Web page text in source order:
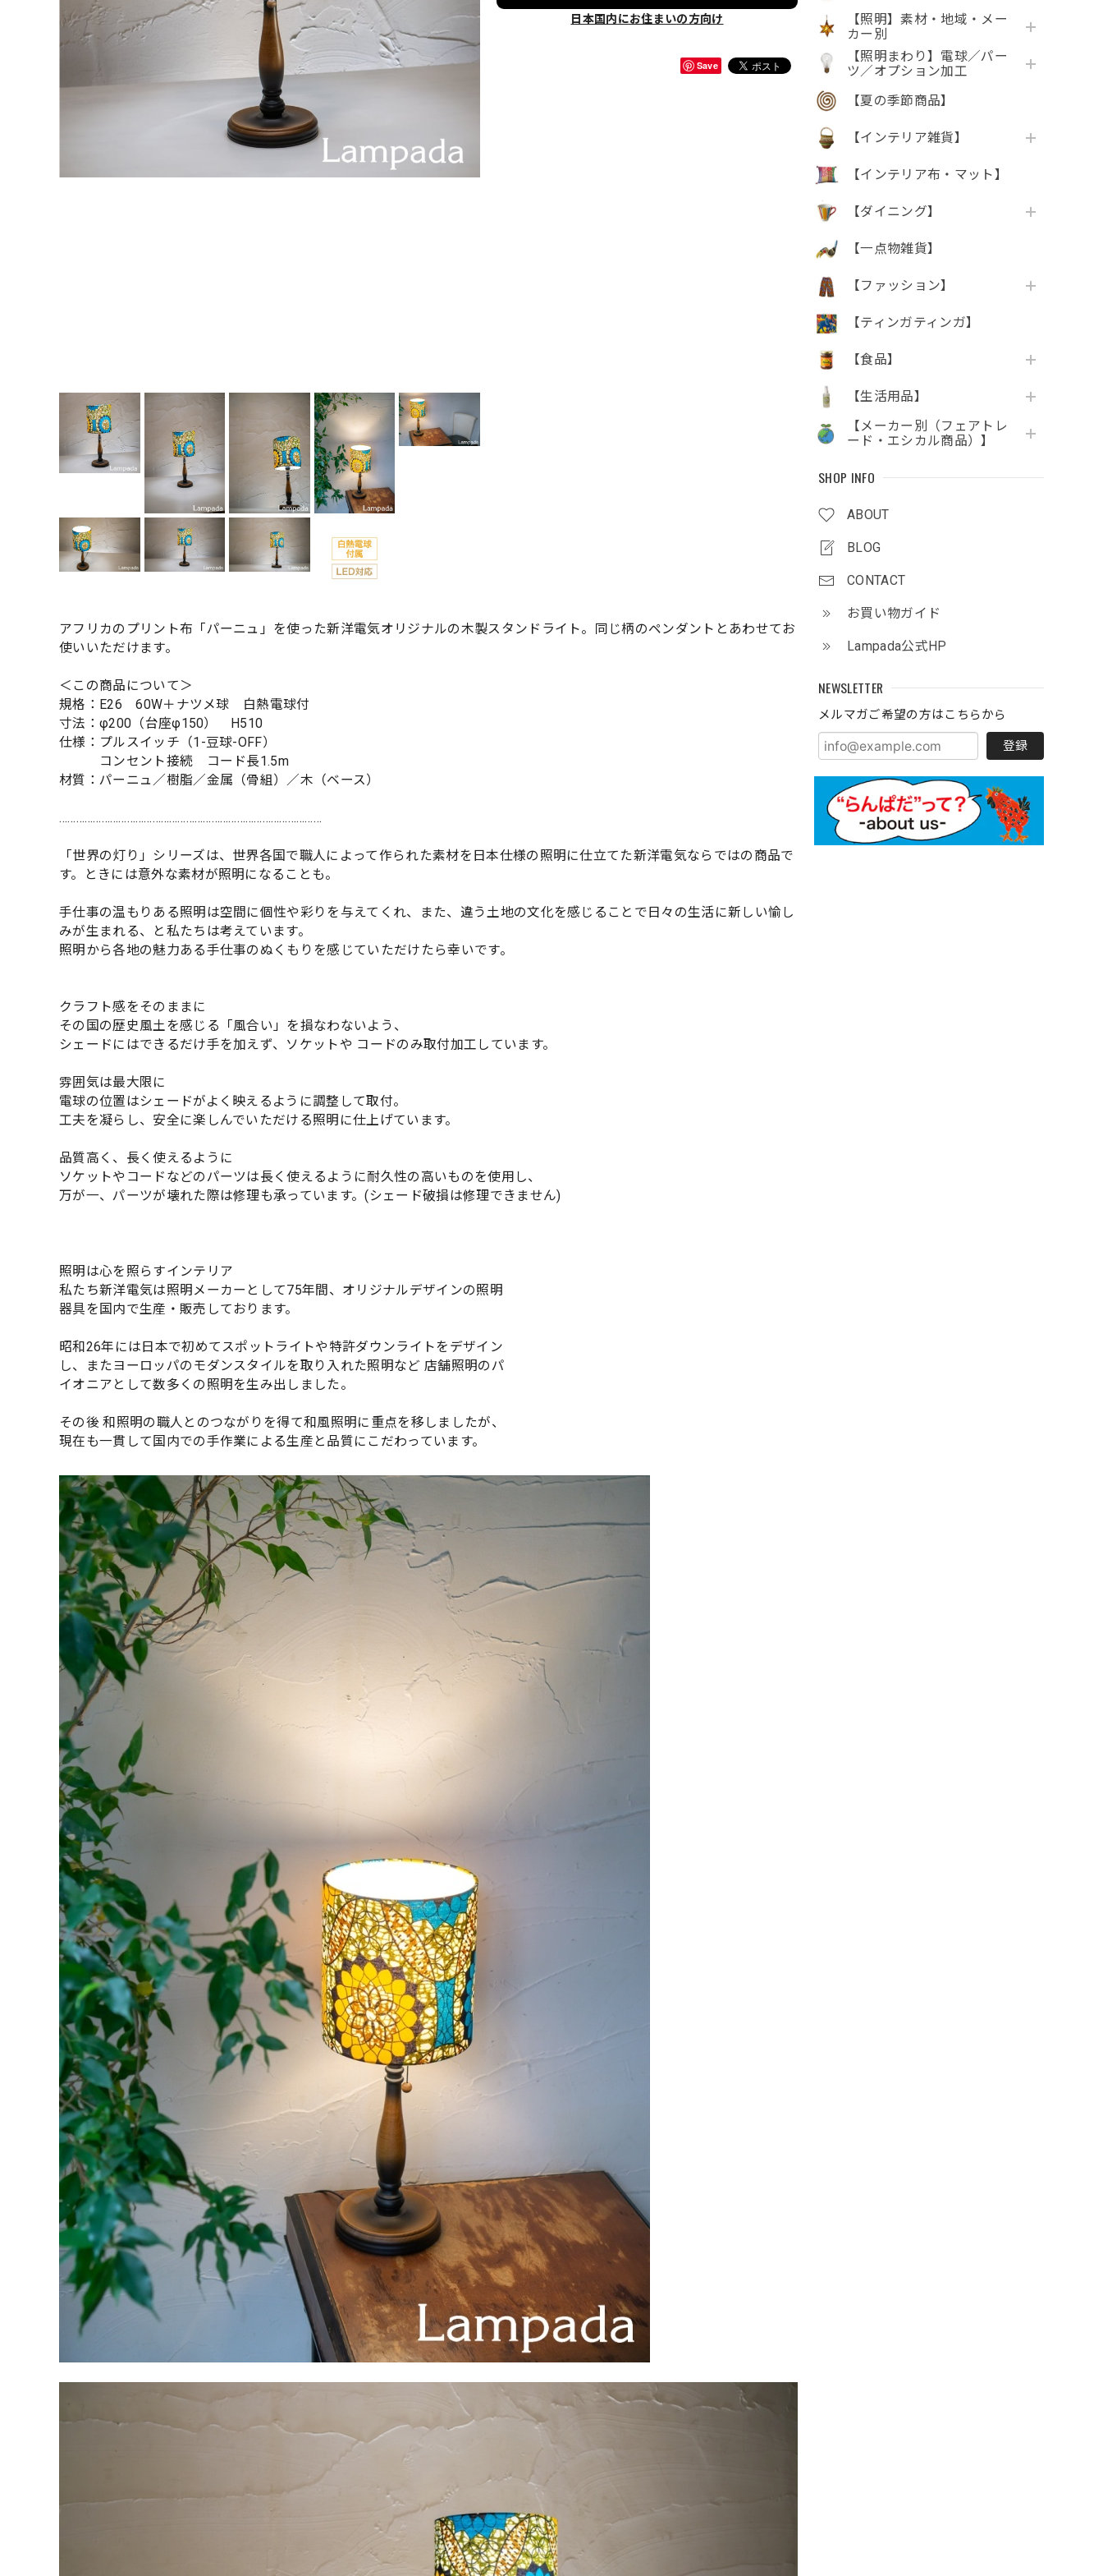
【照明】素材・地域・メー
カー別
【照明まわり】電球／パー
ツ／オプション加工
【夏の季節商品】
【インテリア雑貨】
【インテリア布・マット】
【ダイニング】
【一点物雑貨】
【ファッション】
【ティンガティンガ】
【食品】
【生活用品】
【メーカー別（フェアトレ
ード・エシカル商品）】
SHOP INFO
ABOUT
BLOG
CONTACT
お買い物ガイド
Lampada公式HP
NEWSLETTER
メルマガご希望の方はこちらから
登録
日本国内にお住まいの方向け
Save
アフリカのプリント布「パーニュ」を使った新洋電気オリジナルの木製スタンドライト。同じ柄のペンダントとあわせてお
使いいただけます。
＜この商品について＞
規格：E26 60W＋ナツメ球 白熱電球付
寸法：φ200（台座φ150） H510
仕様：プルスイッチ（1-豆球-OFF）
コンセント接続 コード長1.5m
材質：パーニュ／樹脂／金属（骨組）／木（ベース）
…………………………………………………………………………………
「世界の灯り」シリーズは、世界各国で職人によって作られた素材を日本仕様の照明に仕立てた新洋電気ならではの商品で
す。ときには意外な素材が照明になることも。
手仕事の温もりある照明は空間に個性や彩りを与えてくれ、また、違う土地の文化を感じることで日々の生活に新しい愉し
みが生まれる、と私たちは考えています。
照明から各地の魅力ある手仕事のぬくもりを感じていただけたら幸いです。
クラフト感をそのままに
その国の歴史風土を感じる「風合い」を損なわないよう、
シェードにはできるだけ手を加えず、ソケットや コードのみ取付加工しています。
雰囲気は最大限に
電球の位置はシェードがよく映えるように調整して取付。
工夫を凝らし、安全に楽しんでいただける照明に仕上げています。
品質高く、長く使えるように
ソケットやコードなどのパーツは長く使えるように耐久性の高いものを使用し、
万が一、パーツが壊れた際は修理も承っています。(シェード破損は修理できません)
照明は心を照らすインテリア
私たち新洋電気は照明メーカーとして75年間、オリジナルデザインの照明
器具を国内で生産・販売しております。
昭和26年には日本で初めてスポットライトや特許ダウンライトをデザイン
し、またヨーロッパのモダンスタイルを取り入れた照明など 店舗照明のパ
イオニアとして数多くの照明を生み出しました。
その後 和照明の職人とのつながりを得て和風照明に重点を移しましたが、
現在も一貫して国内での手作業による生産と品質にこだわっています。